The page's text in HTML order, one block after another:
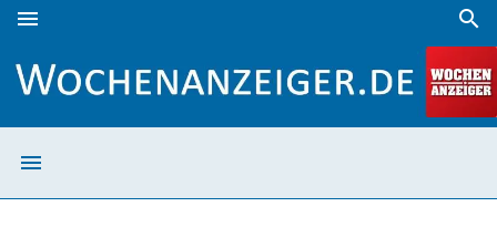
menu search
menu